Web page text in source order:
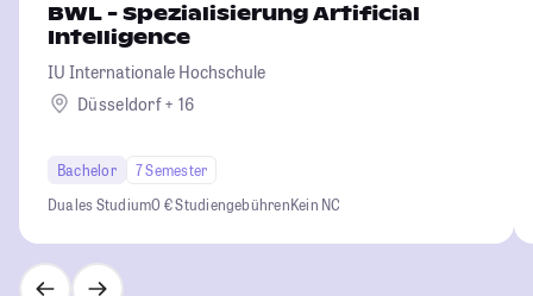
BWL - Spezialisierung Artificial
Intelligence
IU Internationale Hochschule
Düsseldorf + 16
Bachelor
7 Semester
Duales Studium0 € StudiengebührenKein NC